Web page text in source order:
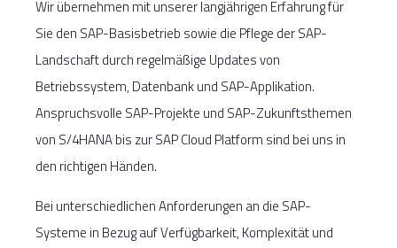
Wir übernehmen mit unserer langjährigen Erfahrung für
Sie den SAP-Basisbetrieb sowie die Pflege der SAP-
Landschaft durch regelmäßige Updates von
Betriebssystem, Datenbank und SAP-Applikation.
Anspruchsvolle SAP-Projekte und SAP-Zukunftsthemen
von S/4HANA bis zur SAP Cloud Platform sind bei uns in
den richtigen Händen.
Bei unterschiedlichen Anforderungen an die SAP-
Systeme in Bezug auf Verfügbarkeit, Komplexität und